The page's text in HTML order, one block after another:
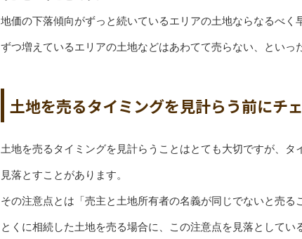
地価の下落傾向がずっと続いているエリアの土地ならなるべ
ずつ増えているエリアの土地などはあわてて売らない、といっ
土地を売るタイミングを見計らう前にチ
土地を売るタイミングを見計らうことはとても大切ですが、
見落とすことがあります。
その注意点とは「売主と土地所有者の名義が同じでないと売る
とくに相続した土地を売る場合に、この注意点を見落としてい